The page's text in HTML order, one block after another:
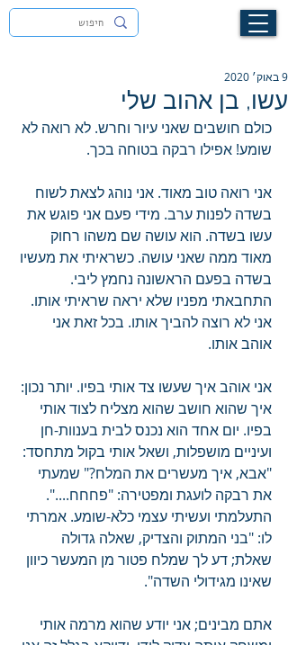
עשו, בן אהוב שלי
9 באוק׳ 2020
כולם חושבים שאני עיור וחרש. לא רואה לא
שומע! אפילו רבקה בטוחה בכך.
אני רואה טוב מאוד. אני נוהג לצאת לשוח
בשדה לפנות ערב. מידי פעם אני פוגש את
עשו בשדה. הוא עושה שם משהו רחוק
מאוד ממה שאני עושה. כשראיתי את מעשיו
בשדה בפעם הראשונה נחמץ ליבי.
התחבאתי מפניו שלא יראה שראיתי אותו.
אני לא רוצה להביך אותו. בכל זאת אני
אוהב אותו.
אני אוהב איך שעשו צד אותי בפיו. יותר נכון:
איך שהוא חושב שהוא מצליח לצוד אותי
בפיו. יום אחד הוא נכנס לבית בענוות-חן
ועיניים מושפלות, ושאל אותי בקול מתחסד:
"אבא, איך מעשרים את המלח?" שמעתי
את רבקה לועגת ומפטירה: "פחחח....".
התעלמתי ועשיתי עצמי כלֹא-שומע. אמרתי
לו: "בני המתוק והצדיק, שאלה גדולה
שאלת; דע לך שמלח פטור מן המעשר כיוון
שאינו מגידולי השדה".
אתם מבינים; אני יודע שהוא מרמה אותי